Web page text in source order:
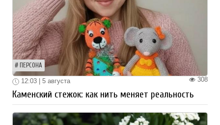
ПЕРСОНА
308
12:03 | 5 августа
Каменский стежок: как нить меняет реальность